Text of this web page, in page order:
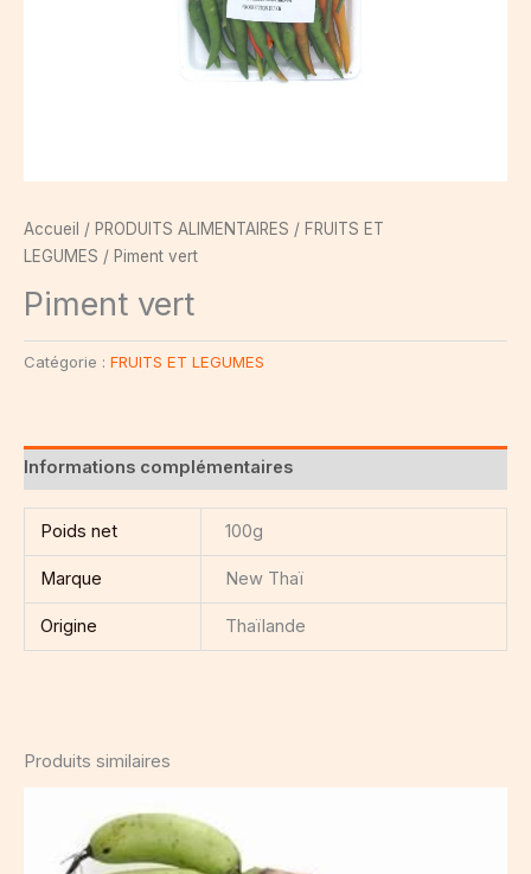
Accueil / PRODUITS ALIMENTAIRES / FRUITS ET
LEGUMES / Piment vert
Piment vert
Catégorie : FRUITS ET LEGUMES
Informations complémentaires
Poids net 100g
Marque New Thaï
Origine Thaïlande
Produits similaires